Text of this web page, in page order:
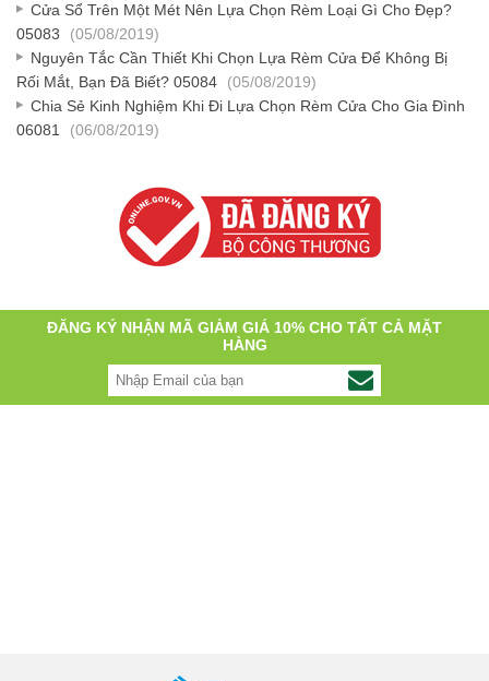
Cửa Sổ Trên Một Mét Nên Lựa Chọn Rèm Loại Gì Cho Đẹp?
05083
(05/08/2019)
Nguyên Tắc Cần Thiết Khi Chọn Lựa Rèm Cửa Để Không Bị
Rối Mắt, Bạn Đã Biết? 05084
(05/08/2019)
Chia Sẻ Kinh Nghiệm Khi Đi Lựa Chọn Rèm Cửa Cho Gia Đình
06081
(06/08/2019)
ĐĂNG KÝ NHẬN MÃ GIẢM GIÁ 10% CHO TẤT CẢ MẶT
HÀNG